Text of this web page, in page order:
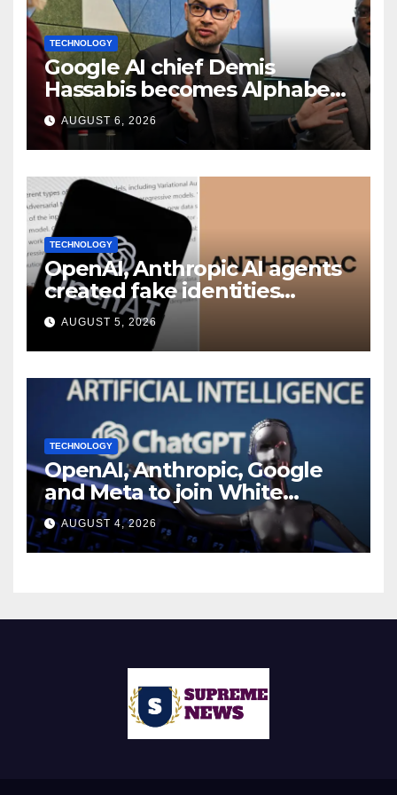
TECHNOLOGY
Google AI chief Demis
Hassabis becomes Alphabet
chief scientist in leadership
shakeup
AUGUST 6, 2026
TECHNOLOGY
OpenAI, Anthropic AI agents
created fake identities
during UK cyber tests:
Report
AUGUST 5, 2026
TECHNOLOGY
OpenAI, Anthropic, Google
and Meta to join White
House AI security meeting
AUGUST 4, 2026